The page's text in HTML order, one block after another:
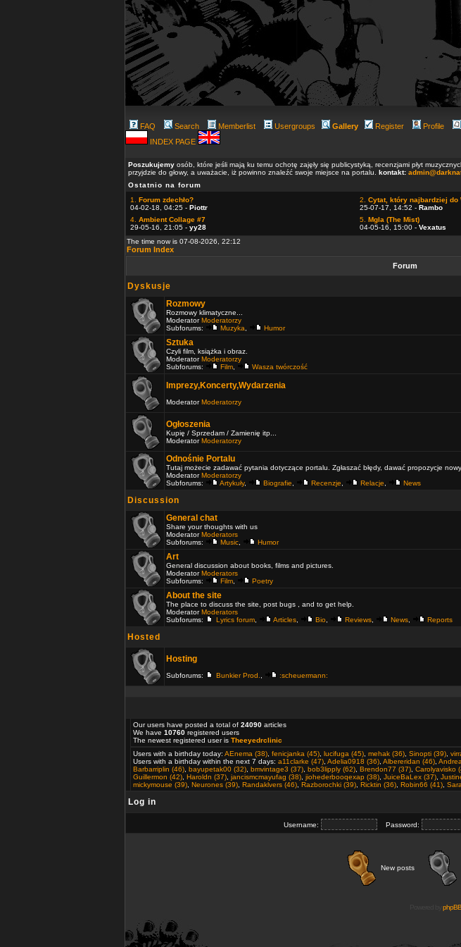
FAQ Search Memberlist Usergroups Gallery Register Profile
INDEX PAGE
Poszukujemy osób, które jeśli mają ku temu ochotę zajęły się publicystyką, recenzjami płyt
przyjdzie do głowy, a uważacie, iż powinno znaleźć swoje miejsce na portalu. kontakt:
Ostatnio na forum
1. Forum zdechło?
04-02-18, 04:25 - Piottr
2. Cytat, który najbardziej do
25-07-17, 14:52 - Rambo
4. Ambient Collage #7
29-05-16, 21:05 - yy28
5. Mgla (The Mist)
04-05-16, 15:00 - Vexatus
The time now is 07-08-2026, 22:12
Forum Index
Forum
Dyskusje
Rozmowy
Rozmowy klimatyczne...
ModeratorModeratorzy
Subforums:
Muzyka Humor
Sztuka
Czyli film, książka i obraz.
ModeratorModeratorzy
Subforums:
Film Wasza twórczość
Imprezy,Koncerty,Wydarzenia
ModeratorModeratorzy
Ogłoszenia
Kupię / Sprzedam / Zamienię itp...
ModeratorModeratorzy
Odnośnie Portalu
Tutaj możecie zadawać pytania dotyczące portalu. Zgłaszać błędy, dawać propozycje
ModeratorModeratorzy
Subforums:
Artykuły, Biografie Recenzje Relacje News
Discussion
General chat
Share your thoughts with us
ModeratorModerators
Subforums:
Music Humor
Art
General discussion about books, films and pictures.
ModeratorModerators
Subforums:
Film Poetry
About the site
The place to discuss the site, post bugs , and to get help.
ModeratorModerators
Subforums:
Lyrics forum Articles Bio Reviews News Reports
Hosted
Hosting
Subforums: Bunkier Prod. :scheuermann:
Our users have posted a total of 24090 articles
We have 10760 registered users
The newest registered user is Theeyedrclinic
Users with a birthday today: AEnema (38) fenicjanka (45) lucifuga (45) mehak (36) Sinopti (39)
Users with a birthday within the next 7 days: a11clarke (47) Adelia0918 (36) Albereridan (46)
Barbarriplin (46) bayupetak00 (32) bmvintage3 (37) bob3lipply (62) Brendon77 (37) Carolyavisko
Guillermon (42) Haroldn (37) jancismcmayufag (38) jiohederbooqexap (38) JuiceBaLex (37)
mickymouse (39) Neurones (39) Randaklvers (46) Razborochki (39) Ricktin (36) Robin66 (41)
Log in
Username: Password:
New posts
phpBB